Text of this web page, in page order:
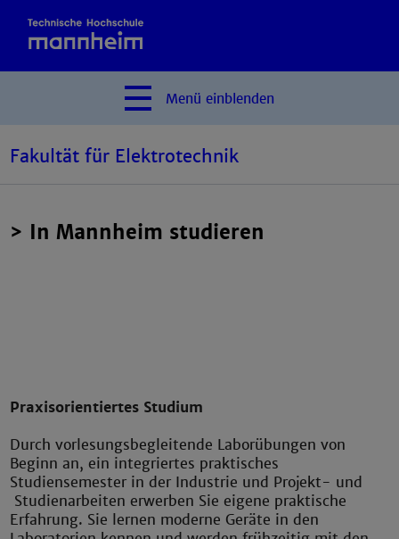
Menü einblenden
Fakultät für Elektrotechnik
> In Mannheim studieren
Praxisorientiertes Studium
Durch vorlesungsbegleitende Laborübungen von
Beginn an, ein integriertes praktisches
Studiensemester in der Industrie und Projekt- und
Studienarbeiten erwerben Sie eigene praktische
Erfahrung. Sie lernen moderne Geräte in den